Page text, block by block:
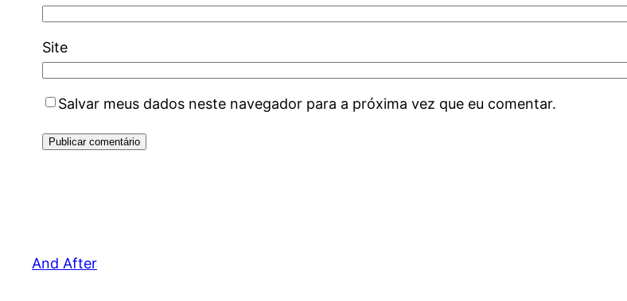
Site
Salvar meus dados neste navegador para a próxima vez que eu comentar.
And After